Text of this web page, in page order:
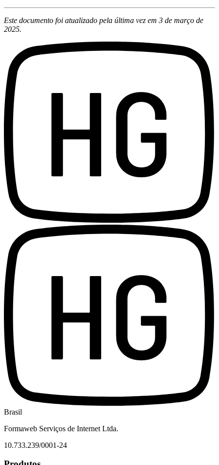
Este documento foi atualizado pela última vez em 3 de março de
2025.
Brasil
Formaweb Serviços de Internet Ltda.
10.733.239/0001-24